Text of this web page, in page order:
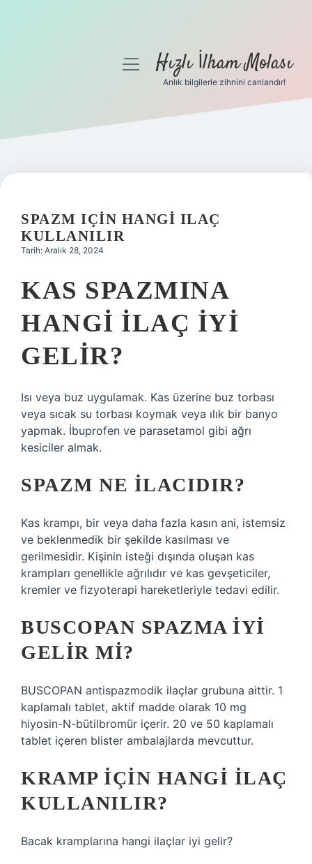
Gizlilik Politikası
Yasal Uyarı
menüyüHızlı İlham Molası
Anlık bilgilerle zihnini canlandır!
SPAZM IÇIN HANGI ILAÇ
KULLANILIR
Tarih: Aralık 28, 2024
KAS SPAZMINA
HANGI ILAÇ IYI
GELIR?
Isı veya buz uygulamak. Kas üzerine buz torbası
veya sıcak su torbası koymak veya ılık bir banyo
yapmak. İbuprofen ve parasetamol gibi ağrı
kesiciler almak.
SPAZM NE ILACIDIR?
Kas krampı, bir veya daha fazla kasın ani, istemsiz
ve beklenmedik bir şekilde kasılması ve
gerilmesidir. Kişinin isteği dışında oluşan kas
krampları genellikle ağrılıdır ve kas gevşeticiler,
kremler ve fizyoterapi hareketleriyle tedavi edilir.
BUSCOPAN SPAZMA IYI
GELIR MI?
BUSCOPAN antispazmodik ilaçlar grubuna aittir. 1
kaplamalı tablet, aktif madde olarak 10 mg
hiyosin-N-bütilbromür içerir. 20 ve 50 kaplamalı
tablet içeren blister ambalajlarda mevcuttur.
KRAMP IÇIN HANGI ILAÇ
KULLANILIR?
Bacak kramplarına hangi ilaçlar iyi gelir?